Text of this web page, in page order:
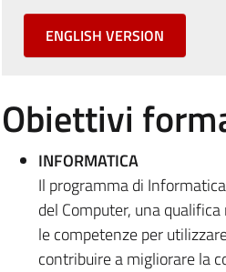
ENGLISH VERSION
Obiettivi
INFORMATICA
Il programma di
del Computer, una
le competenze per
contribuire a migliorare la